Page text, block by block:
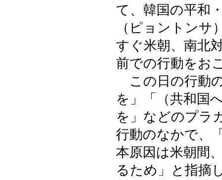
て、韓国の平和
（ピョントンサ
すぐ米朝、南北
前での行動をお
この日の行動
を」「（共和国
を」などのプラ
行動のなかで、
本原因は米朝間
るため」と指摘